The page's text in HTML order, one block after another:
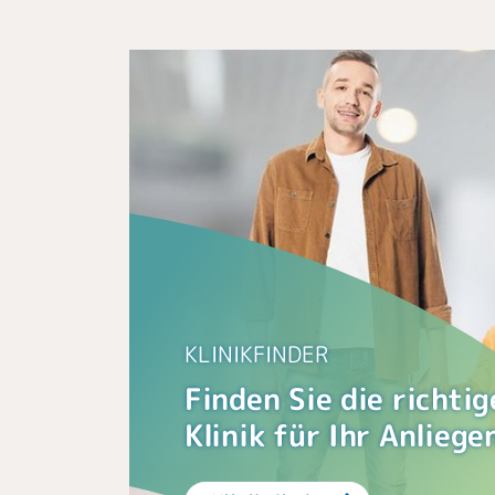
KLINIKFINDER
Finden Sie die
Klinik für Ihr